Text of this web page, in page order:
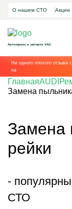
О нашем СТО Акции
Автосервис и запчасти VAG
Ни одного плохого отзыва
на
ГлавнаяAUDI
Замена
Замена
рейки
-
СТО